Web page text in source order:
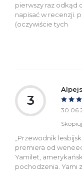
pierwszy raz odkąd
napisać w recenzji.
(oczywiście tych
3
„Przewodnik
premiera od
Yamilet,
pochodzenia. Yami